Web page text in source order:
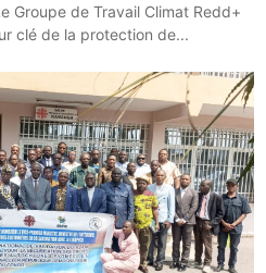
Groupe de Travail Climat Redd+
clé de la protection de...